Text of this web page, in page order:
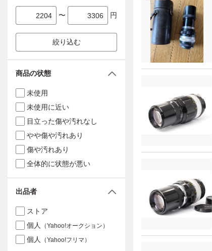
〜 円
絞り込む
商品の状態
未使用
未使用に近い
目立った傷や汚れなし
やや傷や汚れあり
傷や汚れあり
全体的に状態が悪い
出品者
ストア
個人
（Yahoo!オークション）
個人 （Yahoo!フリマ）